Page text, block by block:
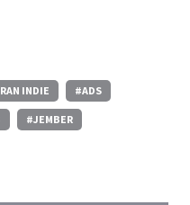
INDIE #ADS
#JEMBER